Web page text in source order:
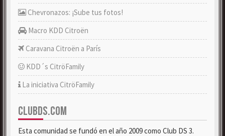
Chevronazos: ¡Sube tus fotos!
Macro KDD Citroën
Caravana Citroën a París
KDD´s CitröFamily
La iniciativa CitröFamily
CLUBDS.COM
Esta comunidad se fundó en el año 2009 como Club DS 3.